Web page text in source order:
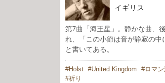
イギリス
第7曲「海王星」。静かな曲、
れ、「この小節は音が静寂の
と書いてある。
Holst United Kingdom ロマ
祈り